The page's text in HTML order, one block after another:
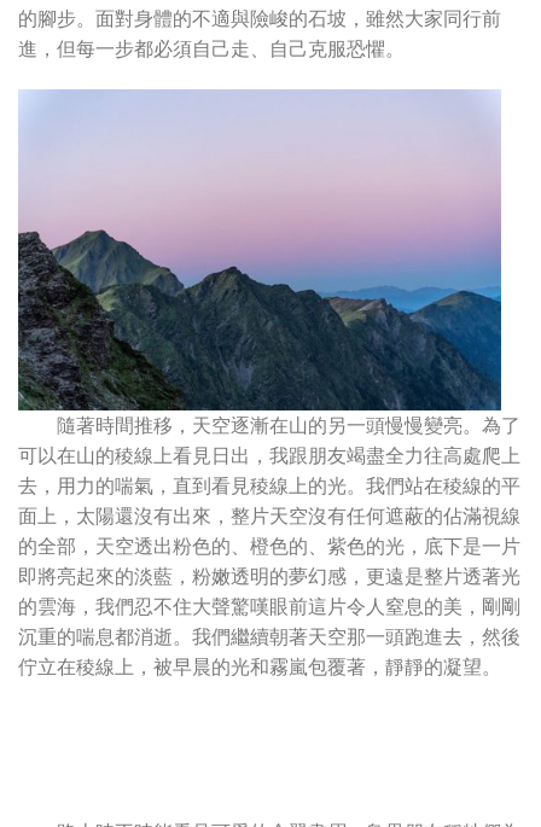
的腳步。面對身體的不適與險峻的石坡，雖然大家同行前
進，但每一步都必須自己走、自己克服恐懼。
隨著時間推移，天空逐漸在山的另一頭慢慢變亮。為了
可以在山的稜線上看見日出，我跟朋友竭盡全力往高處爬上
去，用力的喘氣，直到看見稜線上的光。我們站在稜線的平
面上，太陽還沒有出來，整片天空沒有任何遮蔽的佔滿視線
的全部，天空透出粉色的、橙色的、紫色的光，底下是一片
即將亮起來的淡藍，粉嫩透明的夢幻感，更遠是整片透著光
的雲海，我們忍不住大聲驚嘆眼前這片令人窒息的美，剛剛
沉重的喘息都消逝。我們繼續朝著天空那一頭跑進去，然後
佇立在稜線上，被早晨的光和霧嵐包覆著，靜靜的凝望。